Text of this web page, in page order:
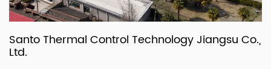
Santo Thermal Control Technology Jiangsu Co.,
Ltd.